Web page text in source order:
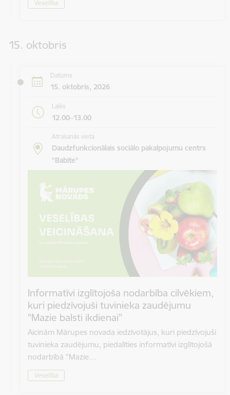
Veselība
15. oktobris
Datums
15. oktobris, 2026
Laiks
12.00–13.00
Atrašanās vieta
Daudzfunkcionālais sociālo pakalpojumu centrs
"Babīte"
Informatīvi izglītojoša nodarbība cilvēkiem,
kuri piedzīvojuši tuvinieka zaudējumu
"Mazie balsti ikdienai"
Aicinām Mārupes novada iedzīvotājus, kuri piedzīvojuši
tuvinieka zaudējumu, piedalīties informatīvi izglītojošā
nodarbībā "Mazie…
Veselība